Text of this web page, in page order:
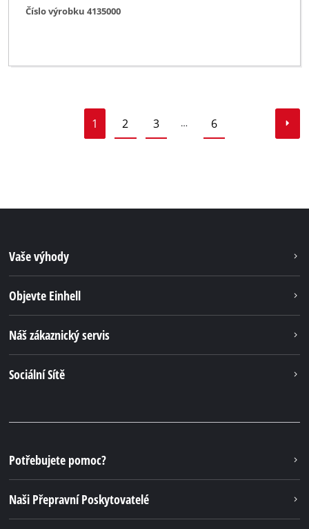
Číslo výrobku 4135000
1 2 3 … 6
Vaše výhody
Objevte Einhell
Náš zákaznický servis
Sociální Sítě
Potřebujete pomoc?
Naši Přepravní Poskytovatelé